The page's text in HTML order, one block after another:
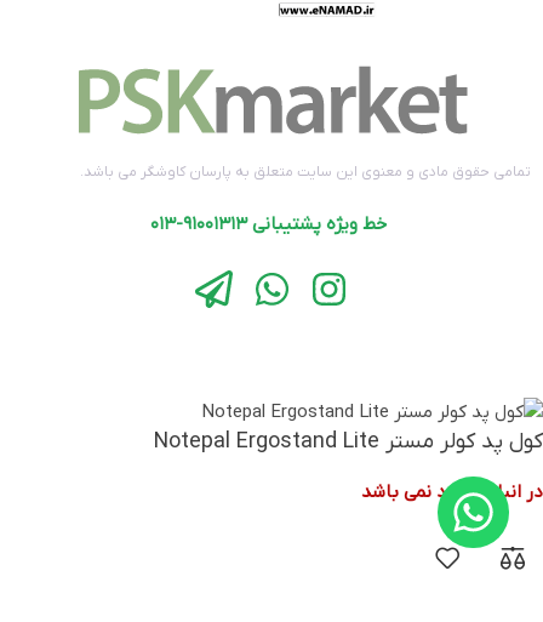
با توجه به تمامی ویژگی‌های فوق‌العاده‌ای که این کول پد ارائه می‌دهد،
هوشمندانه برای حفظ سلامت و عمر طولانی‌تر لپ‌تاپ شماست، بلکه تجربه
کار با لپ‌تاپ را برای شما راحت‌تر و لذت‌بخش‌تر می‌کند. این محصول با
قیمت مناسب و امکانات فوق‌العاده‌ای که دارد، می‌تواند بهترین انتخاب
برای هر کسی باشد که به دنبال یک کول پد با کیفیت و کارآمد است.
به‌علاوه، نگران نباشید!
نگران هزینه‌های بالا باشید. این کول پد ارزش خود را به‌طور کامل به شما
نشان خواهد داد و شما از انتخاب خود پشیمان نخواهید شد.
جمع بندی
تمامی حقوق مادی و معنوی این سایت متعلق به پارسان کاوشگر می باشد.
خط ویژه پشتیبانی ۹۱۰۰۱۳۱۳-۰۱۳
کول پد کولر مستر Notepal Ergostand Lite
در انبار موجود نمی باشد